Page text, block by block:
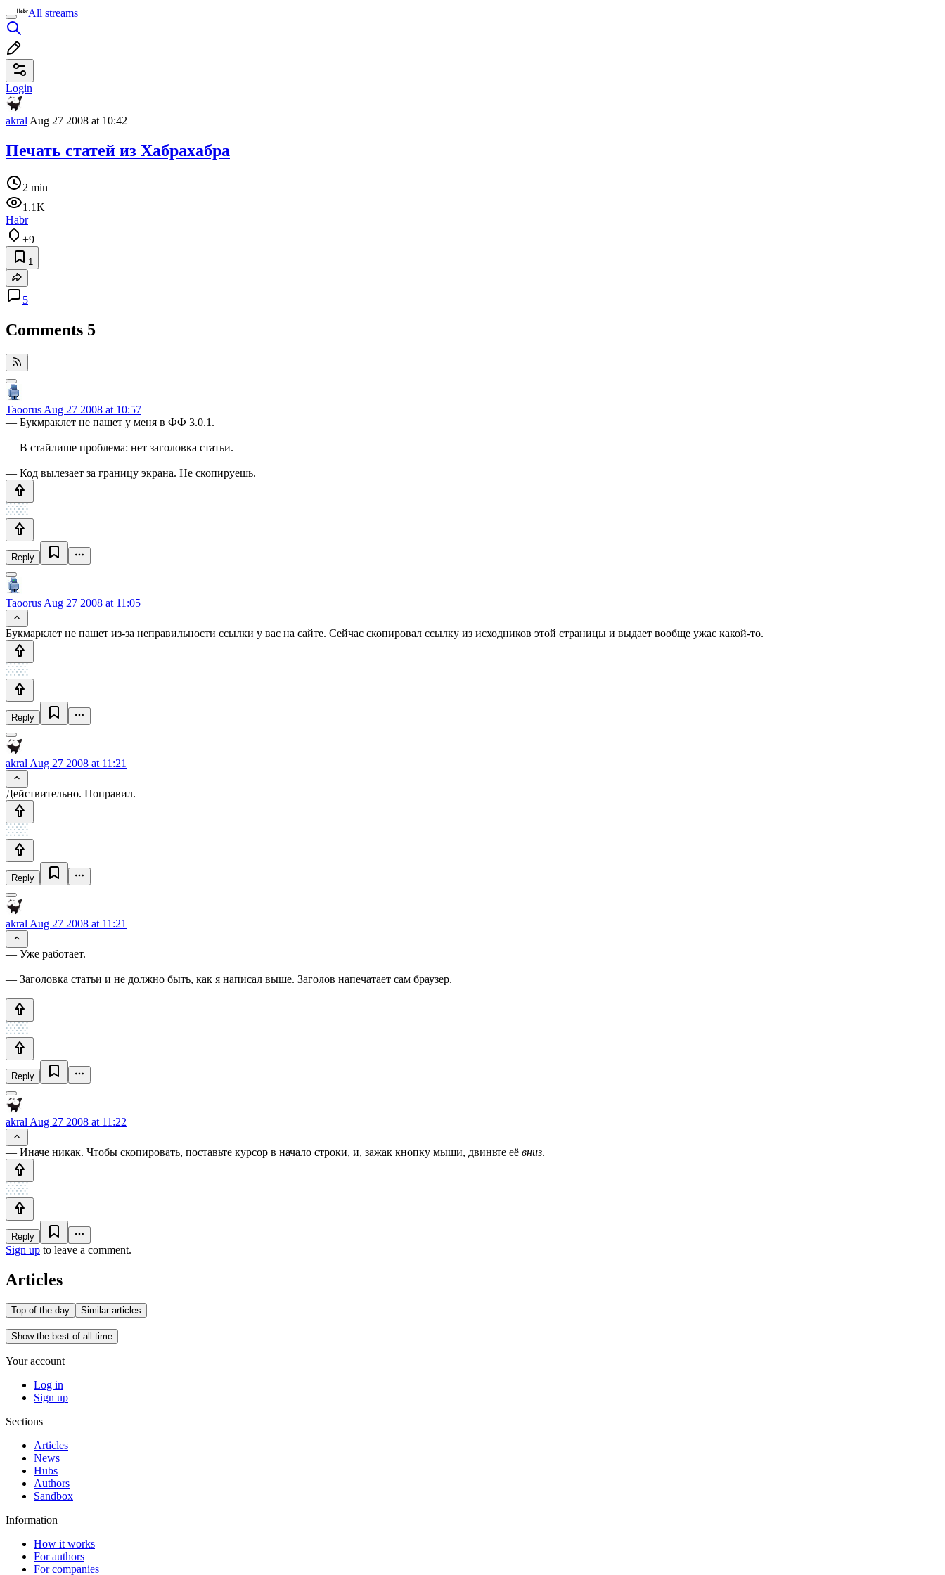
All streams
Login
akral Aug 27 2008 at 10:42
Печать статей из Хабрахабра
2 min
1.1K
Habr
+9
1
5
Comments 5
Taoorus Aug 27 2008 at 10:57
— Букмраклет не пашет у меня в ФФ 3.0.1.
— В стайлише проблема: нет заголовка статьи.
— Код вылезает за границу экрана. Не скопируешь.
Reply
Taoorus Aug 27 2008 at 11:05
Букмарклет не пашет из-за неправильности ссылки у вас на сайте. Сейчас скопировал ссылку из исходников этой страницы и выдает вообще ужас какой-то.
Reply
akral Aug 27 2008 at 11:21
Действительно. Поправил.
Reply
akral Aug 27 2008 at 11:21
— Уже работает.
— Заголовка статьи и не должно быть, как я написал выше. Заголов напечатает сам браузер.
Reply
akral Aug 27 2008 at 11:22
— Иначе никак. Чтобы скопировать, поставьте курсор в начало строки, и, зажак кнопку мыши, двиньте её вниз.
Reply
Sign up to leave a comment.
Articles
Top of the day Similar articles
Show the best of all time
Your account
Log in
Sign up
Sections
Articles
News
Hubs
Authors
Sandbox
Information
How it works
For authors
For companies